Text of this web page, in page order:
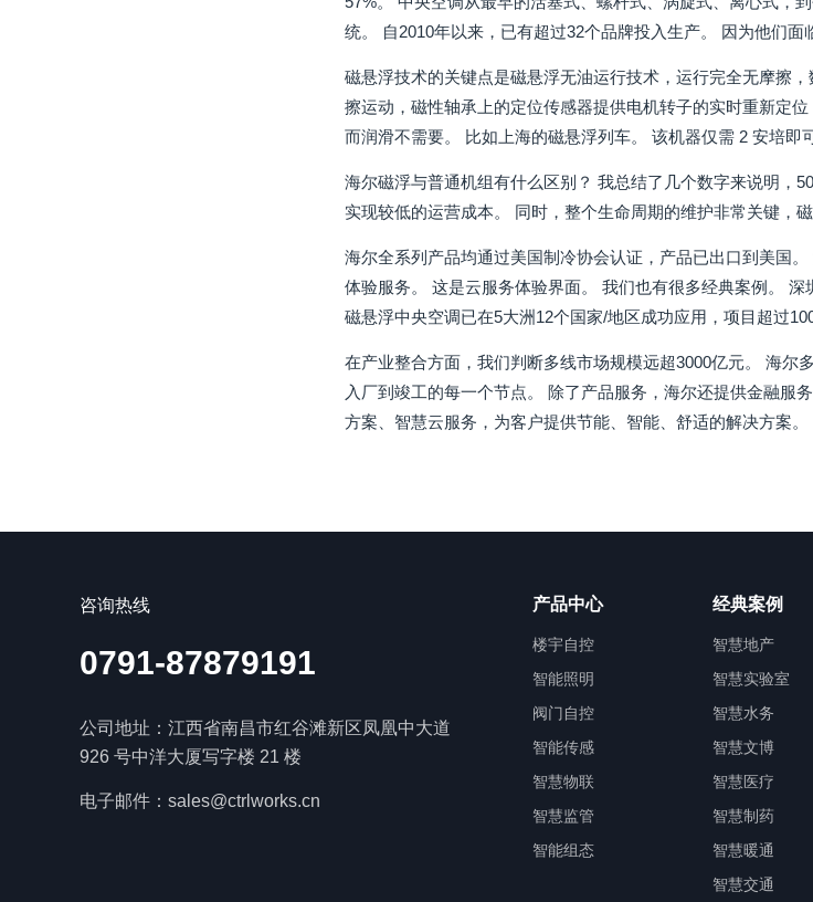
统。 自2010年以来，已有超过32个品牌投入生产。 因为他们面
磁悬浮技术的关键点是磁悬浮无油运行技术，运行完全无摩擦
擦运动，磁性轴承上的定位传感器提供电机转子的实时重新定
而润滑不需要。 比如上海的磁悬浮列车。 该机器仅需 2 安培即
海尔磁浮与普通机组有什么区别？ 我总结了几个数字来说明，
实现较低的运营成本。 同时，整个生命周期的维护非常关键，
海尔全系列产品均通过美国制冷协会认证，产品已出口到美国
体验服务。 这是云服务体验界面。 我们也有很多经典案例。
磁悬浮中央空调已在5大洲12个国家/地区成功应用，项目超过
在产业整合方面，我们判断多线市场规模远超3000亿元。 海尔
入厂到竣工的每一个节点。 除了产品服务，海尔还提供金融服
方案、智慧云服务，为客户提供节能、智能、舒适的解决方案。
咨询热线
0791-87879191
公司地址：江西省南昌市红谷滩新区凤凰中大道
926 号中洋大厦写字楼 21 楼
电子邮件：sales@ctrlworks.cn
产品中心
楼宇自控
智能照明
阀门自控
智能传感
智慧物联
智慧监管
智能组态
经典案例
智慧地产
智慧实验室
智慧水务
智慧文博
智慧医疗
智慧制药
智慧暖通
智慧交通